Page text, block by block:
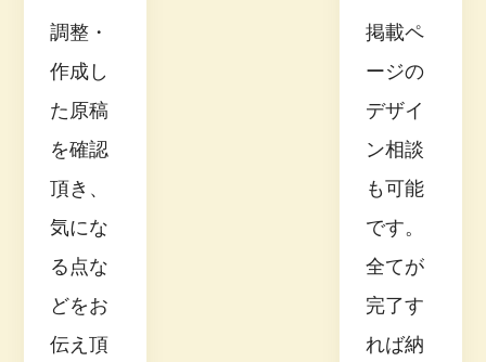
調整・
作成し
た原稿
を確認
頂き、
気にな
る点な
どをお
伝え頂
掲載ペ
ージの
デザイ
ン相談
も可能
です。
全てが
完了す
れば納